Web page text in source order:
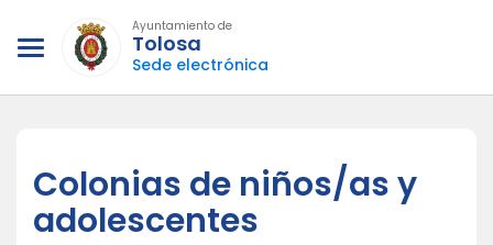
Ayuntamiento de
Tolosa
Sede electrónica
Colonias de niños/as y
adolescentes